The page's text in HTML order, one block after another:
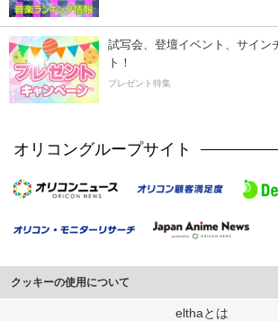
試写会、登壇イベント、サイン
ト！
プレゼント特集
オリコングループサイト
クッキーの使用について
このサイトでは Cookie を使用して、ユーザーに合わ
elthaとは